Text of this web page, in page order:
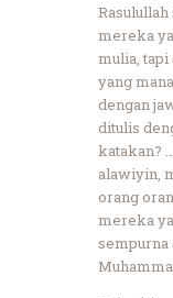
Rasulullah
mereka
mulia,
yang
dengan
ditulis
katakan?
alawiyin,
orang
mereka
sempurna